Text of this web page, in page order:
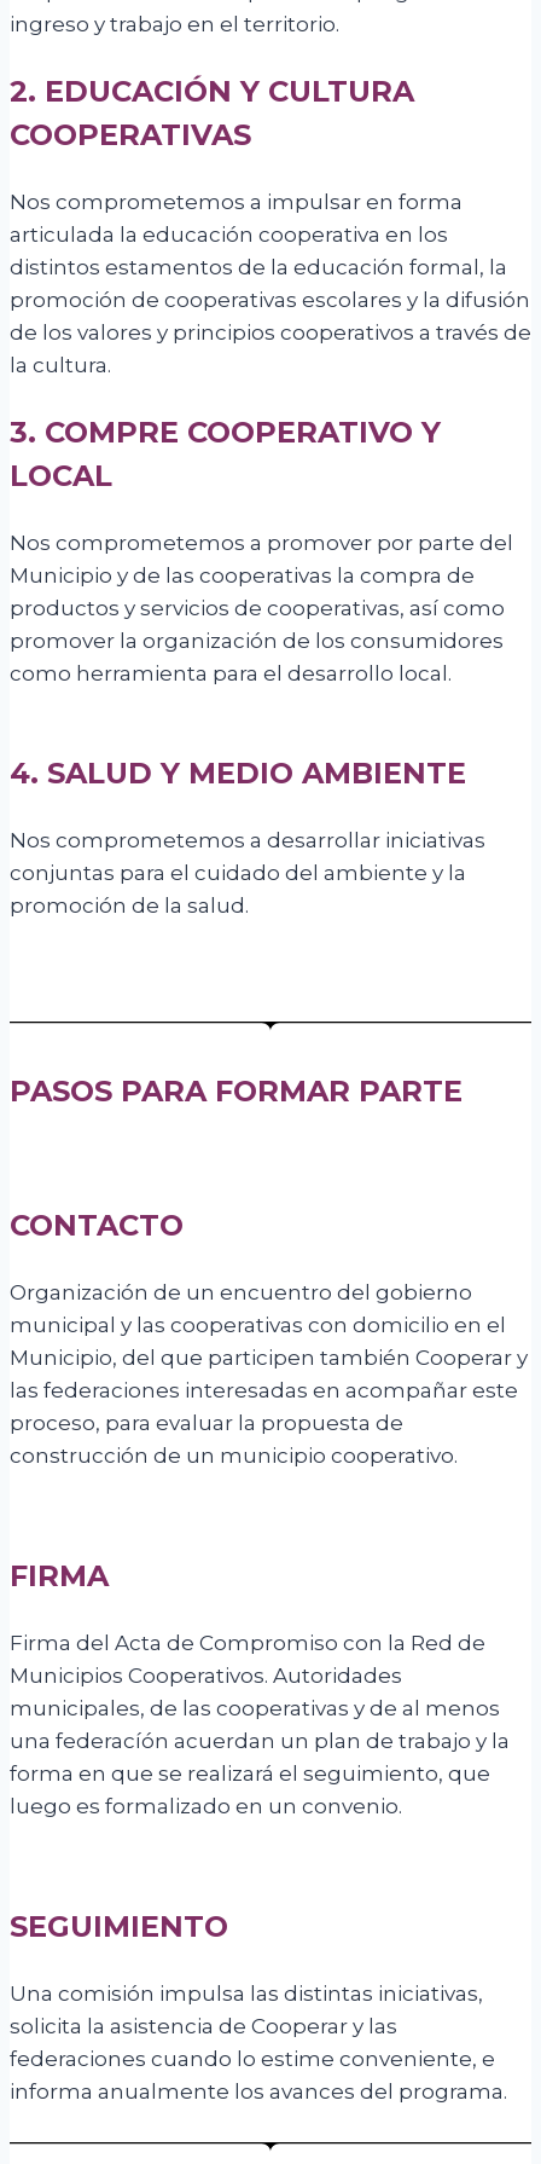
ingreso y trabajo en el territorio.
2. EDUCACIÓN Y CULTURA
COOPERATIVAS
Nos comprometemos a impulsar en forma
articulada la educación cooperativa en los
distintos estamentos de la educación formal, la
promoción de cooperativas escolares y la difusión
de los valores y principios cooperativos a través de
la cultura.
3. COMPRE COOPERATIVO Y
LOCAL
Nos comprometemos a promover por parte del
Municipio y de las cooperativas la compra de
productos y servicios de cooperativas, así como
promover la organización de los consumidores
como herramienta para el desarrollo local.
4. SALUD Y MEDIO AMBIENTE
Nos comprometemos a desarrollar iniciativas
conjuntas para el cuidado del ambiente y la
promoción de la salud.
PASOS PARA FORMAR PARTE
CONTACTO
Organización de un encuentro del gobierno
municipal y las cooperativas con domicilio en el
Municipio, del que participen también Cooperar y
las federaciones interesadas en acompañar este
proceso, para evaluar la propuesta de
construcción de un municipio cooperativo.
FIRMA
Firma del Acta de Compromiso con la Red de
Municipios Cooperativos. Autoridades
municipales, de las cooperativas y de al menos
una federacíón acuerdan un plan de trabajo y la
forma en que se realizará el seguimiento, que
luego es formalizado en un convenio.
SEGUIMIENTO
Una comisión impulsa las distintas iniciativas,
solicita la asistencia de Cooperar y las
federaciones cuando lo estime conveniente, e
informa anualmente los avances del programa.